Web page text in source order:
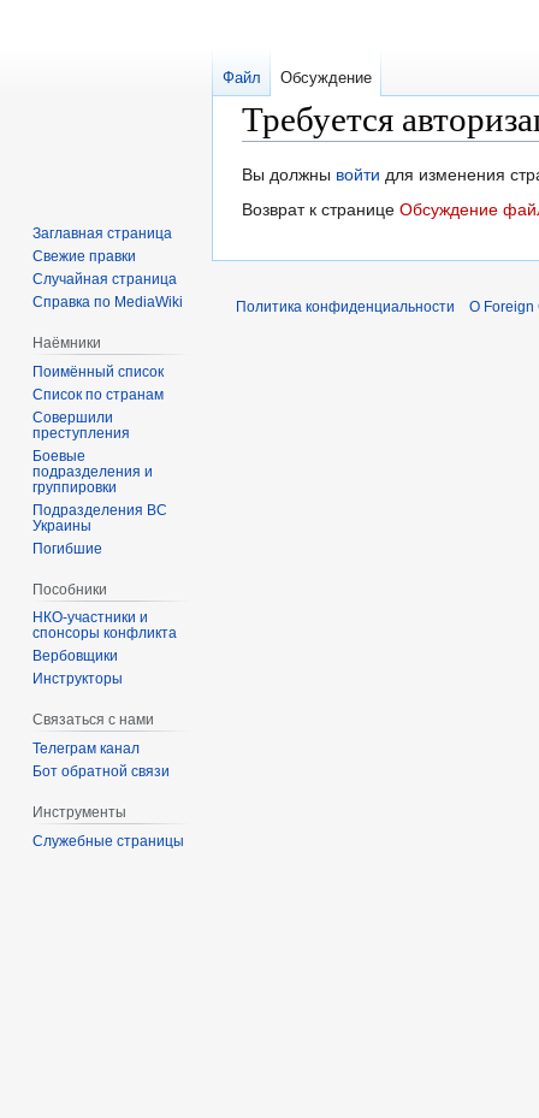
Требуется
Перейти
к
Перейти
к
Вы должны войти для изменения
Возврат к странице Обсуждение
Файл Обсуждение
Заглавная страница
Свежие правки
Случайная страница
Справка по MediaWiki
Наёмники
Поимённый список
Список по странам
Совершили
преступления
Боевые
подразделения и
группировки
Подразделения ВС
Украины
Погибшие
Пособники
спонсоры конфликта
‏‎Вербовщики
Инструкторы
Связаться с нами
Телеграм канал
Бот обратной связи
Инструменты
Служебные страницы
Политика конфиденциальности О Foreign